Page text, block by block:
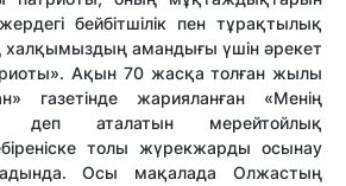
бейбітшілік пен тұрақтылық
халқымыздың амандығы үшін әрекет
Ақын 70 жасқа толған жылы
газетінде жарияланған «Менің
аталатын мерейтойлық
толы жүрекжарды осынау
Осы мақалада Олжастың